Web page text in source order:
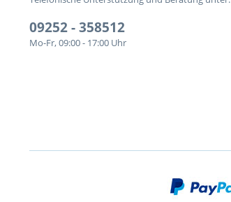
09252 - 358512
Mo-Fr, 09:00 - 17:00 Uhr